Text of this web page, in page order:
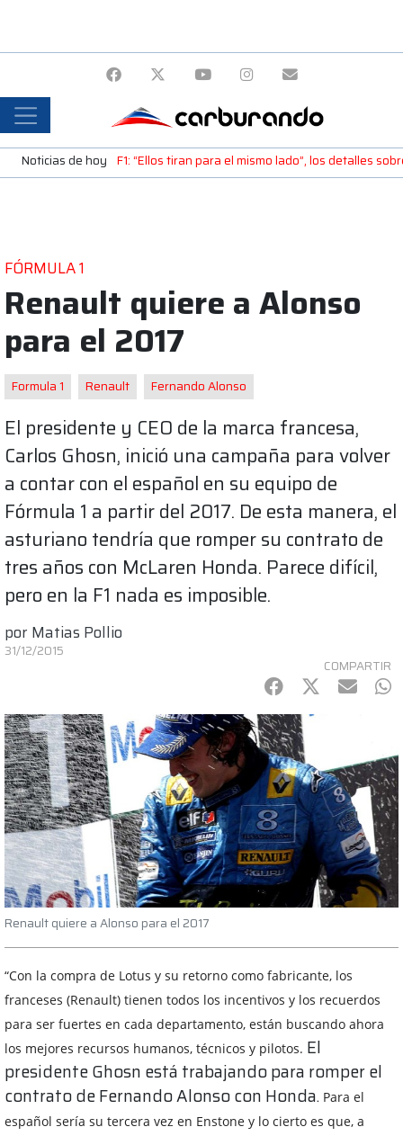
Noticias de hoy F1: “Ellos tiran para el mismo lado”, los detalles
FÓRMULA 1
Renault quiere a Alonso
para el 2017
Formula 1 Renault Fernando Alonso
El presidente y CEO de la marca francesa,
Carlos Ghosn, inició una campaña para volver
a contar con el español en su equipo de
Fórmula 1 a partir del 2017. De esta manera, el
asturiano tendría que romper su contrato de
tres años con McLaren Honda. Parece difícil,
pero en la F1 nada es imposible.
por Matias Pollio
31/12/2015
COMPARTIR
Facebook
Twitter
mail
Renault quiere a Alonso para el 2017
“Con la compra de Lotus y su retorno como fabricante, los
franceses (Renault) tienen todos los incentivos y los recuerdos
para ser fuertes en cada departamento, están buscando ahora
los mejores recursos humanos, técnicos y pilotos. El
presidente Ghosn está trabajando para romper el
contrato de Fernando Alonso con Honda. Para el
español sería su tercera vez en Enstone y lo cierto es que, a